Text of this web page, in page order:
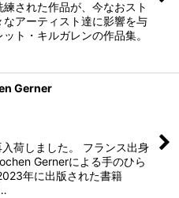
された作品が、今なおスト
なアーティスト達に影響を与
ト・キルガレンの作品集。
Gerner
荷しました。 フランス出身
Gernerによる手のひら
年に出版された書籍